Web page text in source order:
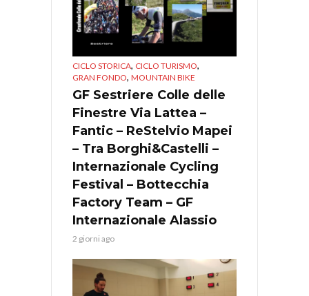
CICLO STORICA, CICLO TURISMO,
GRAN FONDO, MOUNTAIN BIKE
GF Sestriere Colle delle
Finestre Via Lattea –
Fantic – ReStelvio Mapei
– Tra Borghi&Castelli –
Internazionale Cycling
Festival – Bottecchia
Factory Team – GF
Internazionale Alassio
2 giorni ago